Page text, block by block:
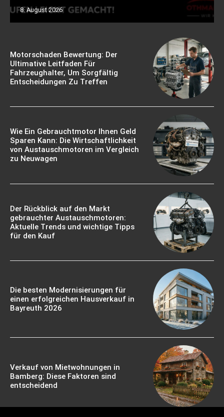
8. August 2026
Motorschaden Bewertung: Der
Ultimative Leitfaden Für
Fahrzeughalter, Um Sorgfältig
Entscheidungen Zu Treffen
Wie Ein Gebrauchtmotor Ihnen Geld
Sparen Kann: Die Wirtschaftlichkeit
von Austauschmotoren im Vergleich
zu Neuwagen
Der Rückblick auf den Markt
gebrauchter Austauschmotoren:
Aktuelle Trends und wichtige Tipps
für den Kauf
Die besten Modernisierungen für
einen erfolgreichen Hausverkauf in
Bayreuth 2026
Verkauf von Mietwohnungen in
Bamberg: Diese Faktoren sind
entscheidend